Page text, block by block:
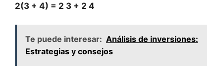
2(3 +​ 4) = 2 3⁢ + 2 4
Te puede interesar: Análisis de inversiones:
Estrategias y consejos